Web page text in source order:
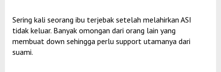
Sering kali seorang ibu terjebak setelah melahirkan ASI
tidak keluar. Banyak omongan dari orang lain yang
membuat down sehingga perlu support utamanya dari
suami.